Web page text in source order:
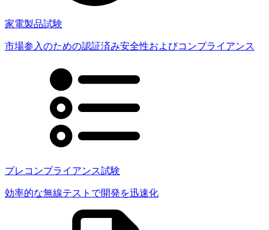
家電製品試験
市場参入のための認証済み安全性およびコンプライアンス
プレコンプライアンス試験
効率的な無線テストで開発を迅速化